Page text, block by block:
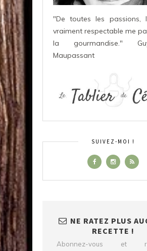
"De toutes les passions,
vraiment respectable me
la gourmandise."
Maupassant
SUIVEZ-MOI !
NE RATEZ PLUS
RECETTE !
Abonnez-vous et